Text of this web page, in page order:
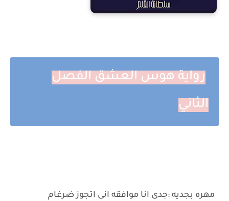
رواية هوس العشق الفصل
الثاني
مهره بجديه :جدى انا موافقه انى اتجوز ضرغام